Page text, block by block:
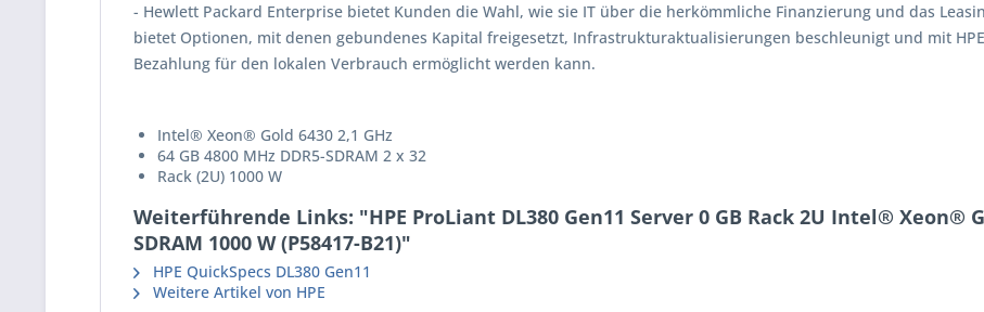
- Hewlett Packard Enterprise bietet Kunden die Wahl, wie sie IT über die herkömmliche Finanzierung und das
bietet Optionen, mit denen gebundenes Kapital freigesetzt, Infrastrukturaktualisierungen beschleunigt und mit
Bezahlung für den lokalen Verbrauch ermöglicht werden kann.
Intel® Xeon® Gold 6430 2,1 GHz
64 GB 4800 MHz DDR5-SDRAM 2 x 32
Rack (2U) 1000 W
Weiterführende Links: "HPE ProLiant DL380 Gen11 Server 0 GB Rack 2U Intel® Xeon®
SDRAM 1000 W (P58417-B21)"
HPE QuickSpecs DL380 Gen11
Weitere Artikel von HPE